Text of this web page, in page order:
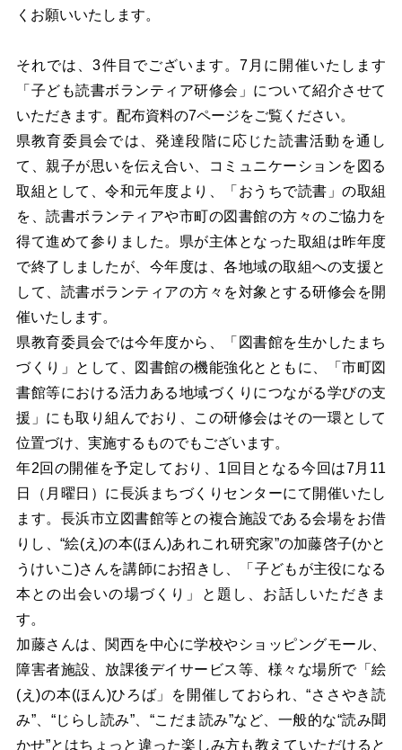
くお願いいたします。
それでは、3件目でございます。7月に開催いたします
「子ども読書ボランティア研修会」について紹介させて
いただきます。配布資料の7ページをご覧ください。
県教育委員会では、発達段階に応じた読書活動を通し
て、親子が思いを伝え合い、コミュニケーションを図る
取組として、令和元年度より、「おうちで読書」の取組
を、読書ボランティアや市町の図書館の方々のご協力を
得て進めて参りました。県が主体となった取組は昨年度
で終了しましたが、今年度は、各地域の取組への支援と
して、読書ボランティアの方々を対象とする研修会を開
催いたします。
県教育委員会では今年度から、「図書館を生かしたまち
づくり」として、図書館の機能強化とともに、「市町図
書館等における活力ある地域づくりにつながる学びの支
援」にも取り組んでおり、この研修会はその一環として
位置づけ、実施するものでもございます。
年2回の開催を予定しており、1回目となる今回は7月11
日（月曜日）に長浜まちづくりセンターにて開催いたし
ます。長浜市立図書館等との複合施設である会場をお借
りし、“絵(え)の本(ほん)あれこれ研究家”の加藤啓子(かと
うけいこ)さんを講師にお招きし、「子どもが主役になる
本との出会いの場づくり」と題し、お話しいただきま
す。
加藤さんは、関西を中心に学校やショッピングモール、
障害者施設、放課後デイサービス等、様々な場所で「絵
(え)の本(ほん)ひろば」を開催しておられ、“ささやき読
み”、“じらし読み”、“こだま読み”など、一般的な“読み聞
かせ”とはちょっと違った楽しみ方も教えていただけると